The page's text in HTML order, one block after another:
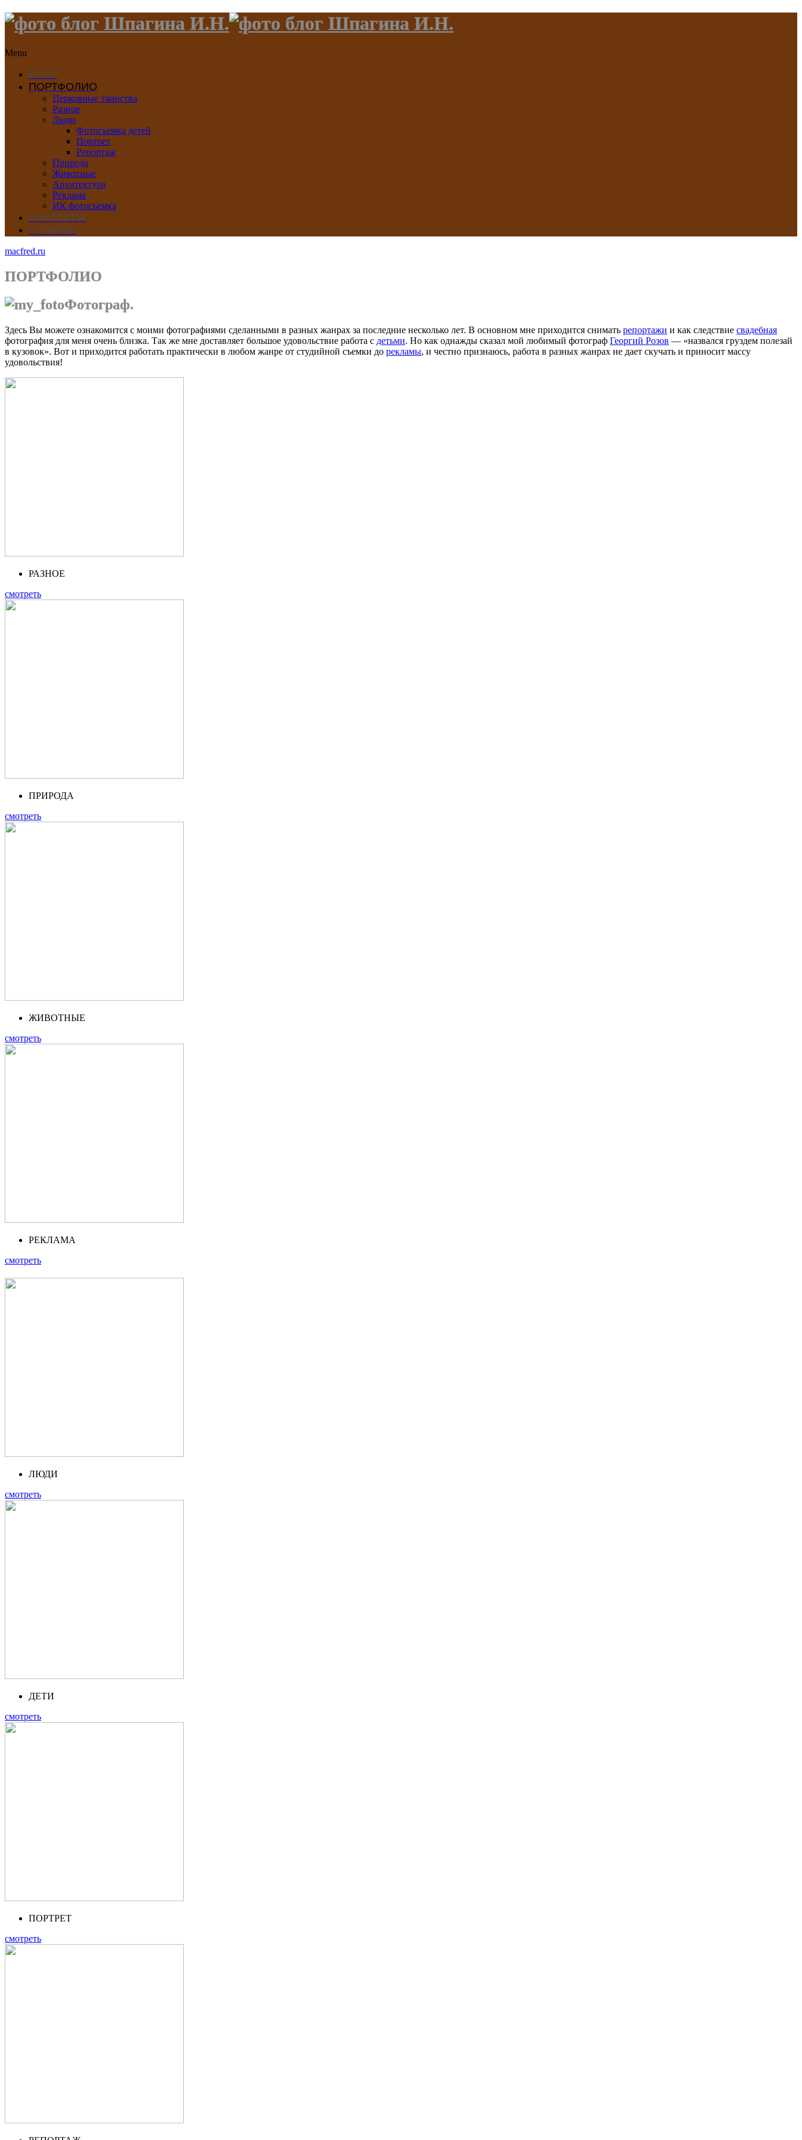
Menu
БЛОГ
ПОРТФОЛИО
Церковные таинства
Разное
Люди
Фотосъемка детей
Портрет
Репортаж
Природа
Животные
Архитектура
Реклама
ИК фотосъемка
КОНТАКТЫ
ОТЗЫВЫ
macfred.ru
ПОРТФОЛИО
Фотограф.
Здесь Вы можете ознакомится с моими фотографиями сделанными в разных жанрах за последние несколько лет. В основном мне приходится снимать репортажи и как следствие свадебная
фотография для меня очень близка. Так же мне доставляет большое удовольствие работа с детьми. Но как однажды сказал мой любимый фотограф Георгий Розов — «назвался груздем полезай
в кузовок». Вот и приходится работать практически в любом жанре от студийной съемки до рекламы, и честно признаюсь, работа в разных жанрах не дает скучать и приносит массу
удовольствия!
РАЗНОЕ
смотреть
ПРИРОДА
смотреть
ЖИВОТНЫЕ
смотреть
РЕКЛАМА
смотреть
ЛЮДИ
смотреть
ДЕТИ
смотреть
ПОРТРЕТ
смотреть